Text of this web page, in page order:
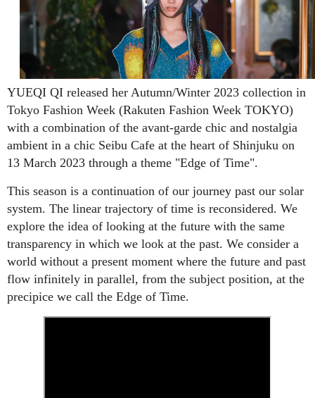
YUEQI QI released her Autumn/Winter 2023 collection in
Tokyo Fashion Week (Rakuten Fashion Week TOKYO)
with a combination of the avant-garde chic and nostalgia
ambient in a chic Seibu Cafe at the heart of Shinjuku on
13 March 2023 through a theme "Edge of Time".
This season is a continuation of our journey past our solar
system. The linear trajectory of time is reconsidered. We
explore the idea of looking at the future with the same
transparency in which we look at the past. We consider a
world without a present moment where the future and past
flow infinitely in parallel, from the subject position, at the
precipice we call the Edge of Time.